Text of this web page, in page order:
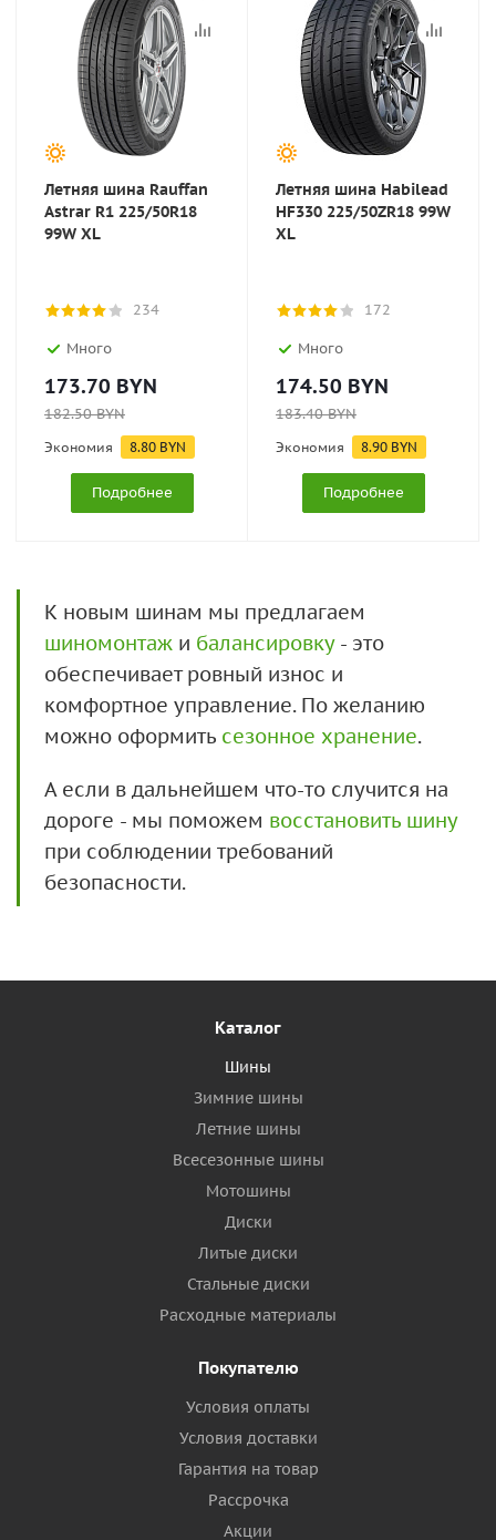
Летняя шина Rauffan
Astrar R1 225/50R18
99W XL
234
Много
173.70 BYN
182.50BYN
Экономия 8.80 BYN
Подробнее
Летняя шина Habilead
HF330 225/50ZR18 99W
XL
172
Много
174.50 BYN
183.40BYN
Экономия 8.90 BYN
Подробнее
К новым шинам мы предлагаем
шиномонтаж и балансировку- это
обеспечивает ровный износ и
комфортное управление. По желанию
можно оформить сезонное хранение.
А если в дальнейшем что-то случится на
дороге - мы поможем восстановить шину
при соблюдении требований
безопасности.
Каталог
Шины
Зимние шины
Летние шины
Всесезонные шины
Мотошины
Диски
Литые диски
Стальные диски
Расходные материалы
Покупателю
Условия оплаты
Условия доставки
Гарантия на товар
Рассрочка
Акции